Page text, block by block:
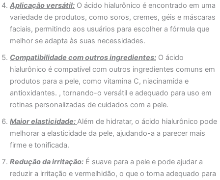
Aplicação versátil: O ácido hialurônico é encontrado em uma
variedade de produtos, como soros, cremes, géis e máscaras
faciais, permitindo aos usuários para escolher a fórmula que
melhor se adapta às suas necessidades.
Compatibilidade com outros ingredientes: O ácido
hialurônico é compatível com outros ingredientes comuns em
produtos para a pele, como vitamina C, niacinamida e
antioxidantes. , tornando-o versátil e adequado para uso em
rotinas personalizadas de cuidados com a pele.
Maior elasticidade: Além de hidratar, o ácido hialurônico pode
melhorar a elasticidade da pele, ajudando-a a parecer mais
firme e tonificada.
Redução da irritação: É suave para a pele e pode ajudar a
reduzir a irritação e vermelhidão, o que o torna adequado para